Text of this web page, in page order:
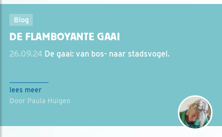
Blog
DE FLAMBOYANTE GAAI
26.09.24 De gaai: van bos- naar stadsvogel.
lees meer
Door Paula Huigen